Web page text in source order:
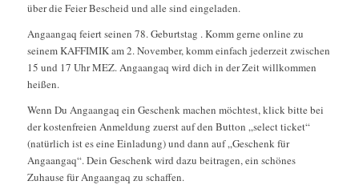
über die Feier Bescheid und alle sind eingeladen.
Angaangaq feiert seinen 78. Geburtstag . Komm gerne online zu
seinem KAFFIMIK am 2. November, komm einfach jederzeit zwischen
15 und 17 Uhr MEZ. Angaangaq wird dich in der Zeit willkommen
heißen.
Wenn Du Angaangaq ein Geschenk machen möchtest, klick bitte bei
der kostenfreien Anmeldung zuerst auf den Button „select ticket“
(natürlich ist es eine Einladung) und dann auf „Geschenk für
Angaangaq“. Dein Geschenk wird dazu beitragen, ein schönes
Zuhause für Angaangaq zu schaffen.